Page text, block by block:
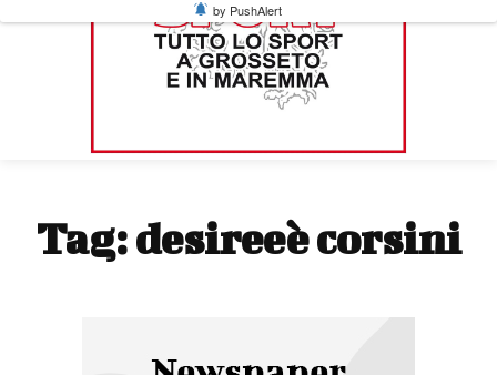
Tag:desireeè corsini
by PushAlert